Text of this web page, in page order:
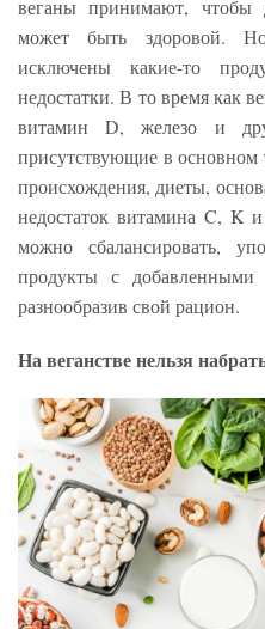
веганы принимают, чтобы
может быть здоровой.
исключены какие-то
недостатки. В то время как
витамин D, железо и
присутствующие в основном
происхождения, диеты,
недостаток витамина C, K
можно сбалансировать,
продукты с
разнообразив свой рацион.
На веганстве нельзя